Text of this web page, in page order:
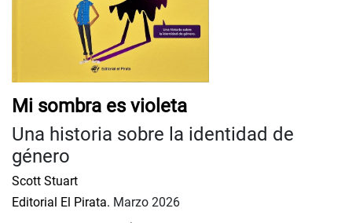
Mi sombra es violeta
Una historia sobre la identidad de
género
Scott Stuart
Editorial El Pirata. Marzo 2026